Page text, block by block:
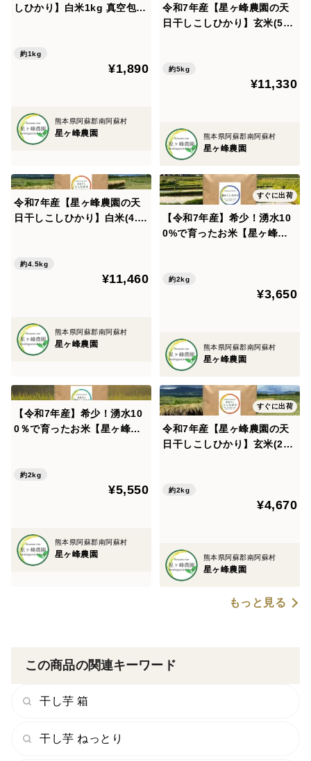
しひかり】白米1kg 真空包装
の南阿蘇>
約1kg
¥1,890
熊本県阿蘇郡南阿蘇村
星ヶ峰農園
令和7年産【星ヶ峰農園の天
日干しこしひかり】玄米(5㎏)
の南阿蘇産米>
約5kg
¥11,330
熊本県阿蘇郡南阿蘇村
星ヶ峰農園
令和7年産【星ヶ峰農園の天
日干しこしひかり】白米(4.5
阿蘇産米>
約4.5kg
¥11,460
熊本県阿蘇郡南阿蘇村
星ヶ峰農園
すぐに出荷
【令和7年産】希少！湧水10
0%で育ったお米【星ヶ峰農
草剤・堆肥を使わないこだわ
約2kg
¥3,650
熊本県阿蘇郡南阿蘇村
星ヶ峰農園
【令和7年産】希少！湧水10
0％で育ったお米【星ヶ峰農
成肥料・除草剤・堆肥を使わ
ないこだわりの南阿蘇産米>
約2kg
¥5,550
熊本県阿蘇郡南阿蘇村
星ヶ峰農園
すぐに出荷
令和7年産【星ヶ峰農園の天
日干しこしひかり】玄米(2㎏)
蘇産米>
約2kg
¥4,670
熊本県阿蘇郡南阿蘇村
星ヶ峰農園
もっと見る
この商品の関連キーワード
干し芋 箱
干し芋 ねっとり